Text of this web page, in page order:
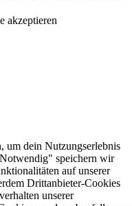
akzeptieren
um dein Nutzungserlebnis
speichern wir
auf unserer
Drittanbieter-Cookies
unserer